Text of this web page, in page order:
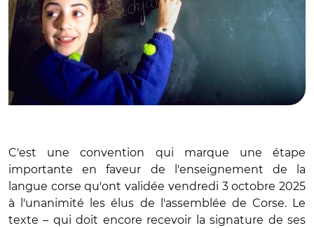
C'est une convention qui marque une étape
importante en faveur de l'enseignement de la
langue corse qu'ont validée vendredi 3 octobre 2025
à l'unanimité les élus de l'assemblée de Corse. Le
texte – qui doit encore recevoir la signature de ses